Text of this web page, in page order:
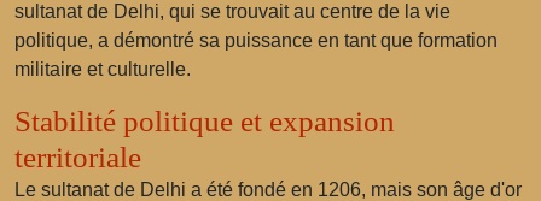
sultanat de Delhi, qui se trouvait au centre de la vie
politique, a démontré sa puissance en tant que formation
militaire et culturelle.
Stabilité politique et expansion
territoriale
Le sultanat de Delhi a été fondé en 1206, mais son âge d'or